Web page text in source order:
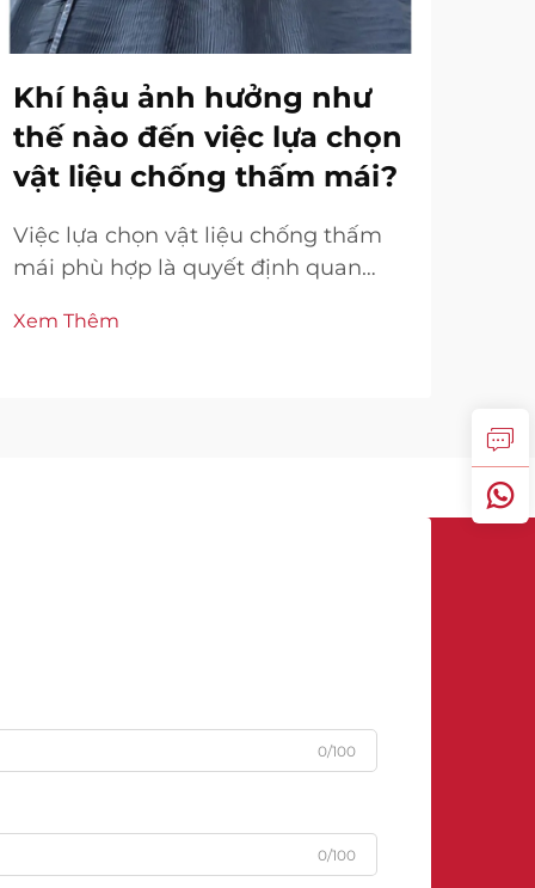
Khí hậu ảnh hưởng như
thế nào đến việc lựa chọn
vật liệu chống thấm mái?
Việc lựa chọn vật liệu chống thấm
mái phù hợp là quyết định quan
thọ, hiệu suất và tính kinh tế của
Xem Thêm
rào
0/100
0/100